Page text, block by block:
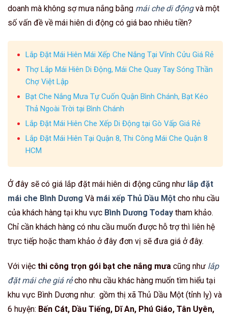
doanh mà không sợ mưa nắng bằng mái che di độngvà một
số vấn đề về mái hiên di động có giá bao nhiêu tiền?
Lắp Đặt Mái Hiên Mái Xếp Che Nắng Tại Vĩnh Cửu Giá Rẻ
Thợ Lắp Mái Hiên Di Động, Mái Che Quay Tay Sóng Thần
Chợ Việt Lập
Bạt Che Nắng Mưa Tự Cuốn Quận Bình Chánh, Bạt Kéo
Thả Ngoài Trời tại Bình Chánh
Lắp Đặt Mái Hiên Che Xếp Di Động tại Gò Vấp Giá Rẻ
Lắp Đặt Mái Hiên Tại Quận 8, Thi Công Mái Che Quận 8
HCM
Ở đây sẽ có giá lắp đặt mái hiên di động cũng như lắp đặt
mái che Bình Dương Và mái xếp Thủ Dầu Một cho nhu cầu
của khách hàng tại khu vực Bình Dương Today tham khảo.
Chỉ cần khách hàng có nhu cầu muốn được hỗ trợ thì liên hệ
trực tiếp hoặc tham khảo ở đây đơn vị sẽ đưa giá ở đây.
Với việc thi công trọn gói bạt che nắng mưa cũng như lắp
đặt mái che giá rẻcho nhu cầu khác hàng muốn tìm hiểu tại
khu vực Bình Dương như: gồm thị xã Thủ Dầu Một (tỉnh lỵ) và
6 huyện: Bến Cát, Dầu Tiếng, Dĩ An, Phú Giáo, Tân Uyên,